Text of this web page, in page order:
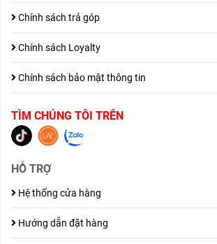
Chính sách trả góp
Chính sách Loyalty
Chính sách bảo mật thông tin
TÌM CHÚNG TÔI TRÊN
HỖ TRỢ
Hệ thống cửa hàng
Hướng dẫn đặt hàng